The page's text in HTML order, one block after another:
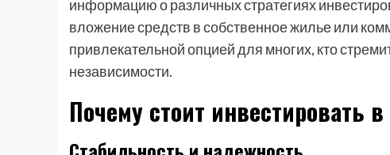
информацию о различных стратегиях
вложение средств в собственное жилье или
привлекательной опцией для многих, кто
независимости.
Почему стоит инвестировать